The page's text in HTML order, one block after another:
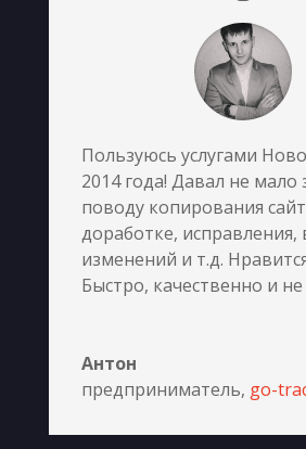
Пользуюсь услугами
2014 года! Давал не мало
поводу копирования
доработке, исправления,
изменений и т.д.
Быстро, качественно и
Антон
предприниматель, go-